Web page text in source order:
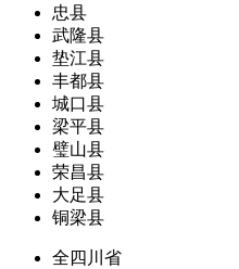
忠县
武隆县
垫江县
丰都县
城口县
梁平县
璧山县
荣昌县
大足县
铜梁县
全四川省